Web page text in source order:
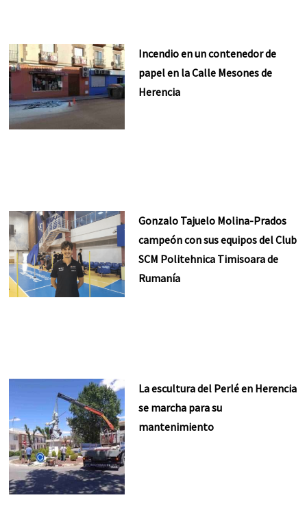
Incendio en un contenedor de
papel en la Calle Mesones de
Herencia
Gonzalo Tajuelo Molina-Prados
campeón con sus equipos del Club
SCM Politehnica Timisoara de
Rumanía
La escultura del Perlé en Herencia
se marcha para su
mantenimiento